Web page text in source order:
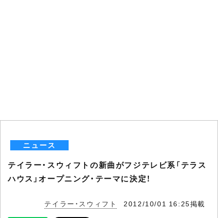
ニュース
テイラー・スウィフトの新曲がフジテレビ系「テラス
ハウス」オープニング・テーマに決定！
テイラー・スウィフト 2012/10/01 16:25掲載